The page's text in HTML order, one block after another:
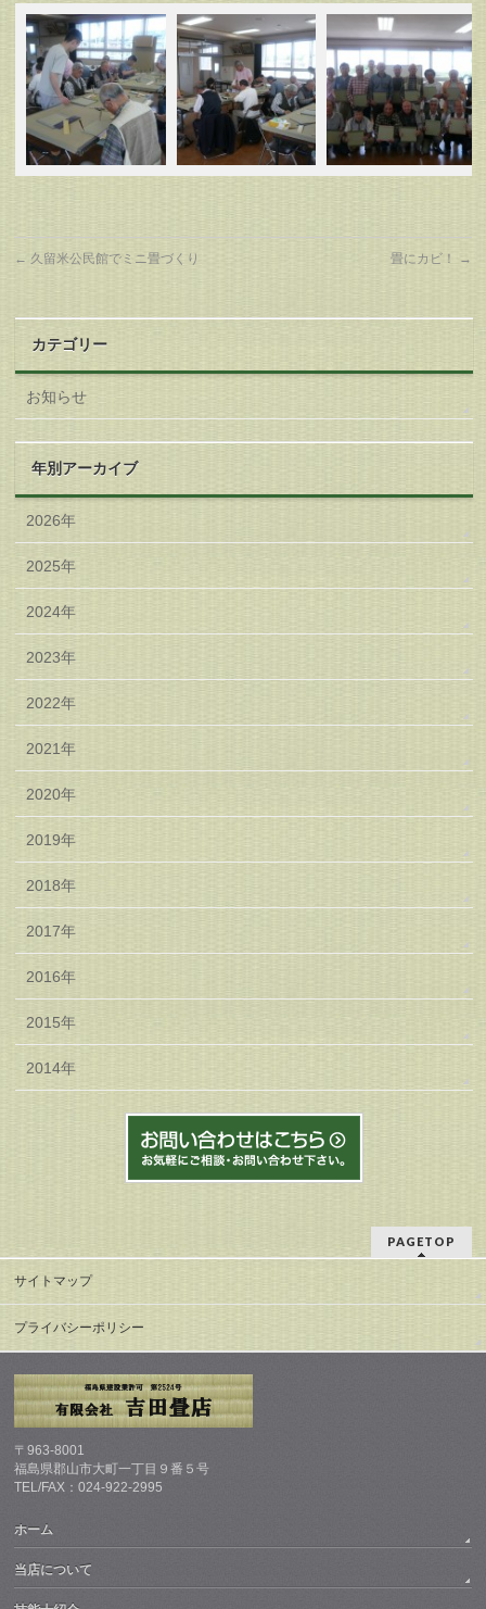
← 久留米公民館でミニ畳づくり 畳にカビ！ →
カテゴリー
お知らせ
年別アーカイブ
2026年
2025年
2024年
2023年
2022年
2021年
2020年
2019年
2018年
2017年
2016年
2015年
2014年
PAGETOP
サイトマップ
プライバシーポリシー
〒963-8001
福島県郡山市大町一丁目９番５号
TEL/FAX：024-922-2995
ホーム
当店について